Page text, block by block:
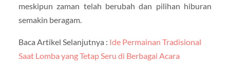
meskipun zaman telah berubah dan pilihan hiburan
semakin beragam.
Baca Artikel Selanjutnya : Ide Permainan Tradisional
Saat Lomba yang Tetap Seru di Berbagai Acara